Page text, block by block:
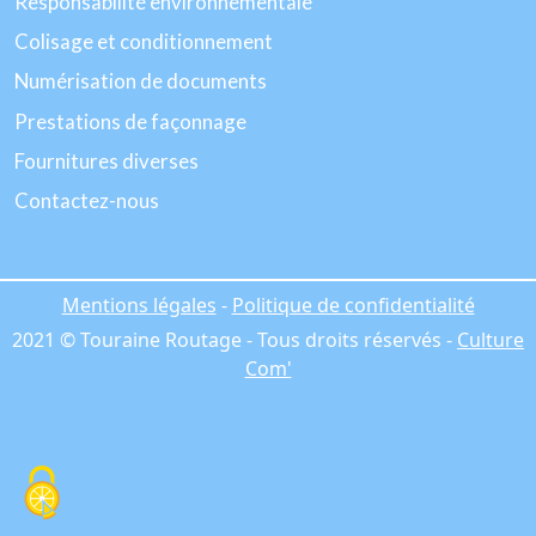
Colisage et conditionnement
Numérisation de documents
Prestations de façonnage
Fournitures diverses
Contactez-nous
2021 © Touraine Routage - Tous droits réservés - Culture
Com'
Mentions légales - Politique de confidentialité